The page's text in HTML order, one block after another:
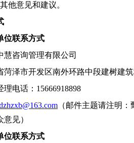
他意见和建议。
位联系方式
慧咨询管理有限公司
菏泽市开发区南外环路中段建树建筑
理电话： 15666918898
（邮件主题请注明：
见）
位联系方式